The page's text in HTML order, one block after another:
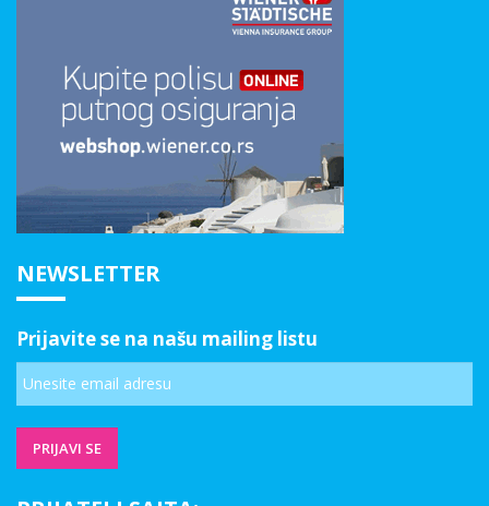
NEWSLETTER
Prijavite se na našu mailing listu